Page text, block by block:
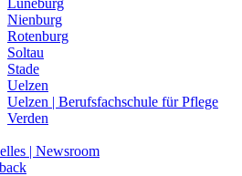
Lüneburg
Nienburg
Rotenburg
Soltau
Stade
Uelzen
Uelzen | Berufsfachschule für Pflege
Verden
| Newsroom